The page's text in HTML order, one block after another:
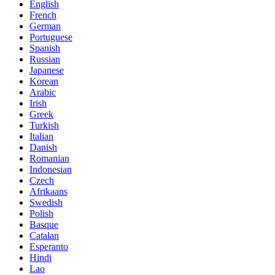
English
French
German
Portuguese
Spanish
Russian
Japanese
Korean
Arabic
Irish
Greek
Turkish
Italian
Danish
Romanian
Indonesian
Czech
Afrikaans
Swedish
Polish
Basque
Catalan
Esperanto
Hindi
Lao